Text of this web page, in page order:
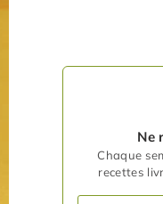
Ne
Chaque
recettes